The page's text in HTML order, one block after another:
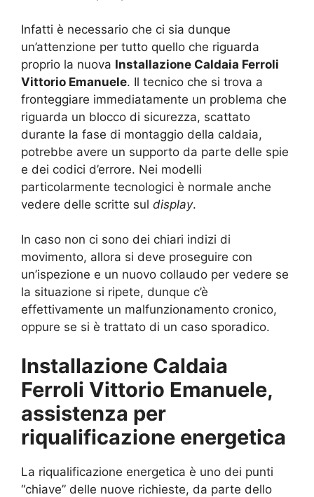
Infatti è necessario che ci sia dunque
un’attenzione per tutto quello che riguarda
proprio la nuova Installazione Caldaia Ferroli
Vittorio Emanuele. Il tecnico che si trova a
fronteggiare immediatamente un problema che
riguarda un blocco di sicurezza, scattato
durante la fase di montaggio della caldaia,
potrebbe avere un supporto da parte delle spie
e dei codici d’errore. Nei modelli
particolarmente tecnologici è normale anche
vedere delle scritte sul display.
In caso non ci sono dei chiari indizi di
movimento, allora si deve proseguire con
un’ispezione e un nuovo collaudo per vedere se
la situazione si ripete, dunque c’è
effettivamente un malfunzionamento cronico,
oppure se si è trattato di un caso sporadico.
Installazione Caldaia
Ferroli Vittorio Emanuele,
assistenza per
riqualificazione energetica
La riqualificazione energetica è uno dei punti
“chiave” delle nuove richieste, da parte dello